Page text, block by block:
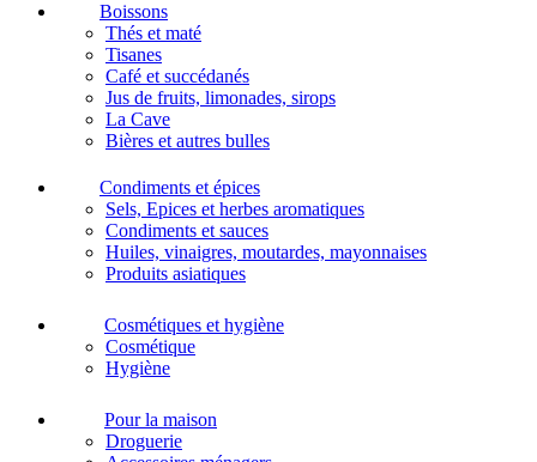
Boissons
Thés et maté
Tisanes
Café et succédanés
Jus de fruits, limonades, sirops
La Cave
Bières et autres bulles
Condiments et épices
Sels, Epices et herbes aromatiques
Condiments et sauces
Huiles, vinaigres, moutardes, mayonnaises
Produits asiatiques
Cosmétiques et hygiène
Cosmétique
Hygiène
Pour la maison
Droguerie